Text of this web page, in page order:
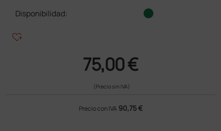
Disponibilidad:
heart_plus
75,00 €
(Precio sin IVA)
Precio con IVA 90,75 €